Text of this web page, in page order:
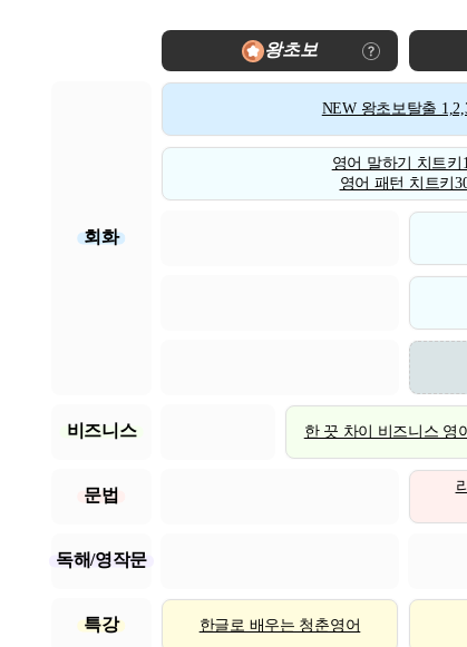
왕초보
회화
NEW 왕초보탈출
영어 말하기 치트키
영어 패턴 치트키
비즈니스 한 끗 차이 비즈니스 영
문법
독해/영작문
특강 한글로 배우는 청춘영어